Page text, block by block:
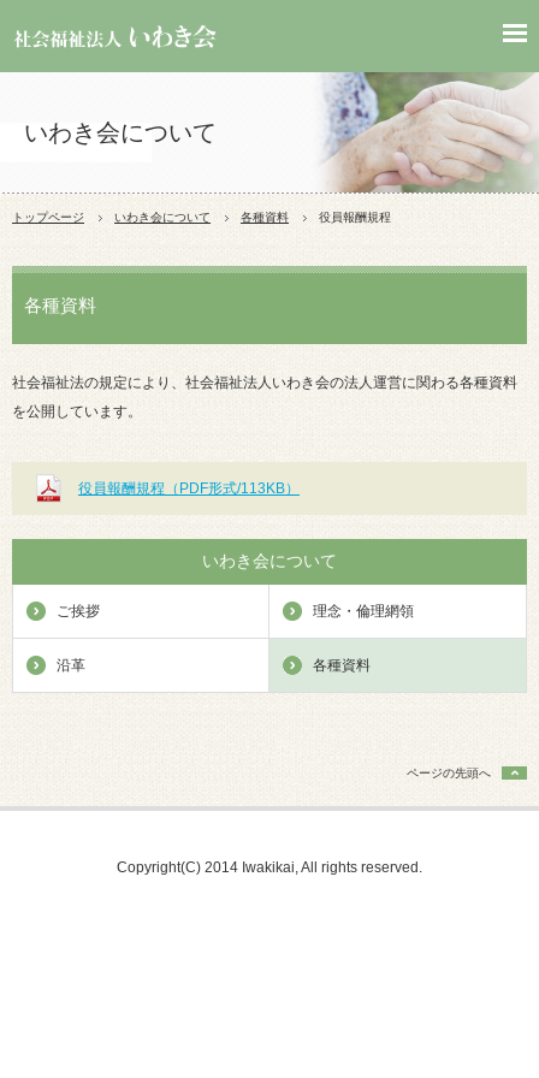
いわき会について
トップページ いわき会について 各種資料 役員報酬規程
各種資料
社会福祉法の規定により、社会福祉法人いわき会の法人運営に関わる各種資料
を公開しています。
役員報酬規程（PDF形式/113KB）
いわき会について
ご挨拶 理念・倫理網領
沿革 各種資料
ページの先頭へ
Copyright(C) 2014 Iwakikai, All rights reserved.